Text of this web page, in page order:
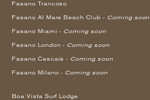
Fasano Trancoso
Fasano Al Mare Beach Club - Coming soon
Fasano Miami - Coming soon
Fasano London - Coming soon
Fasano Cascais - Coming soon
Fasano Milano - Coming soon
Boa Vista Surf Lodge